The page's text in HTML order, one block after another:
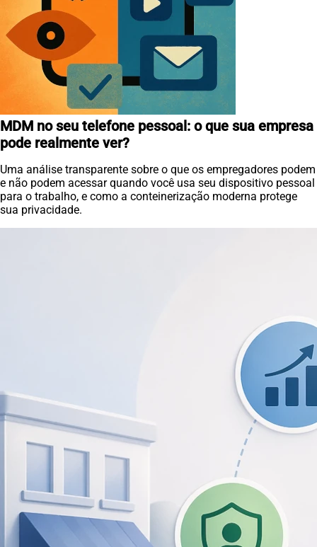
MDM no seu telefone pessoal: o que sua empresa
pode realmente ver?
Uma análise transparente sobre o que os empregadores podem
e não podem acessar quando você usa seu dispositivo pessoal
para o trabalho, e como a conteinerização moderna protege
sua privacidade.